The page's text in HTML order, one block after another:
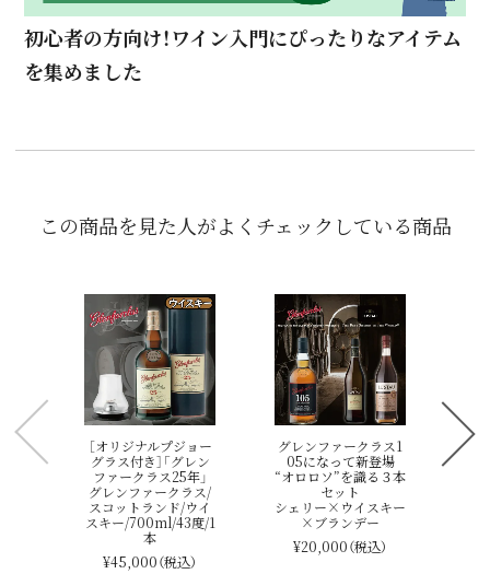
初心者の方向け！ワイン入門にぴったりなアイテム
を集めました
この商品を見た人がよくチェックしている商品
［オリジナルプジョー
グラス付き］「グレン
ファークラス25年」
グレンファークラス/
スコットランド/ウイ
スキー/700ml/43度/1
本
¥45,000（税込）
グレンファークラス1
05になって新登場
“オロロソ”を識る３本
セット
シェリー×ウイスキー
×ブランデー
¥20,000（税込）